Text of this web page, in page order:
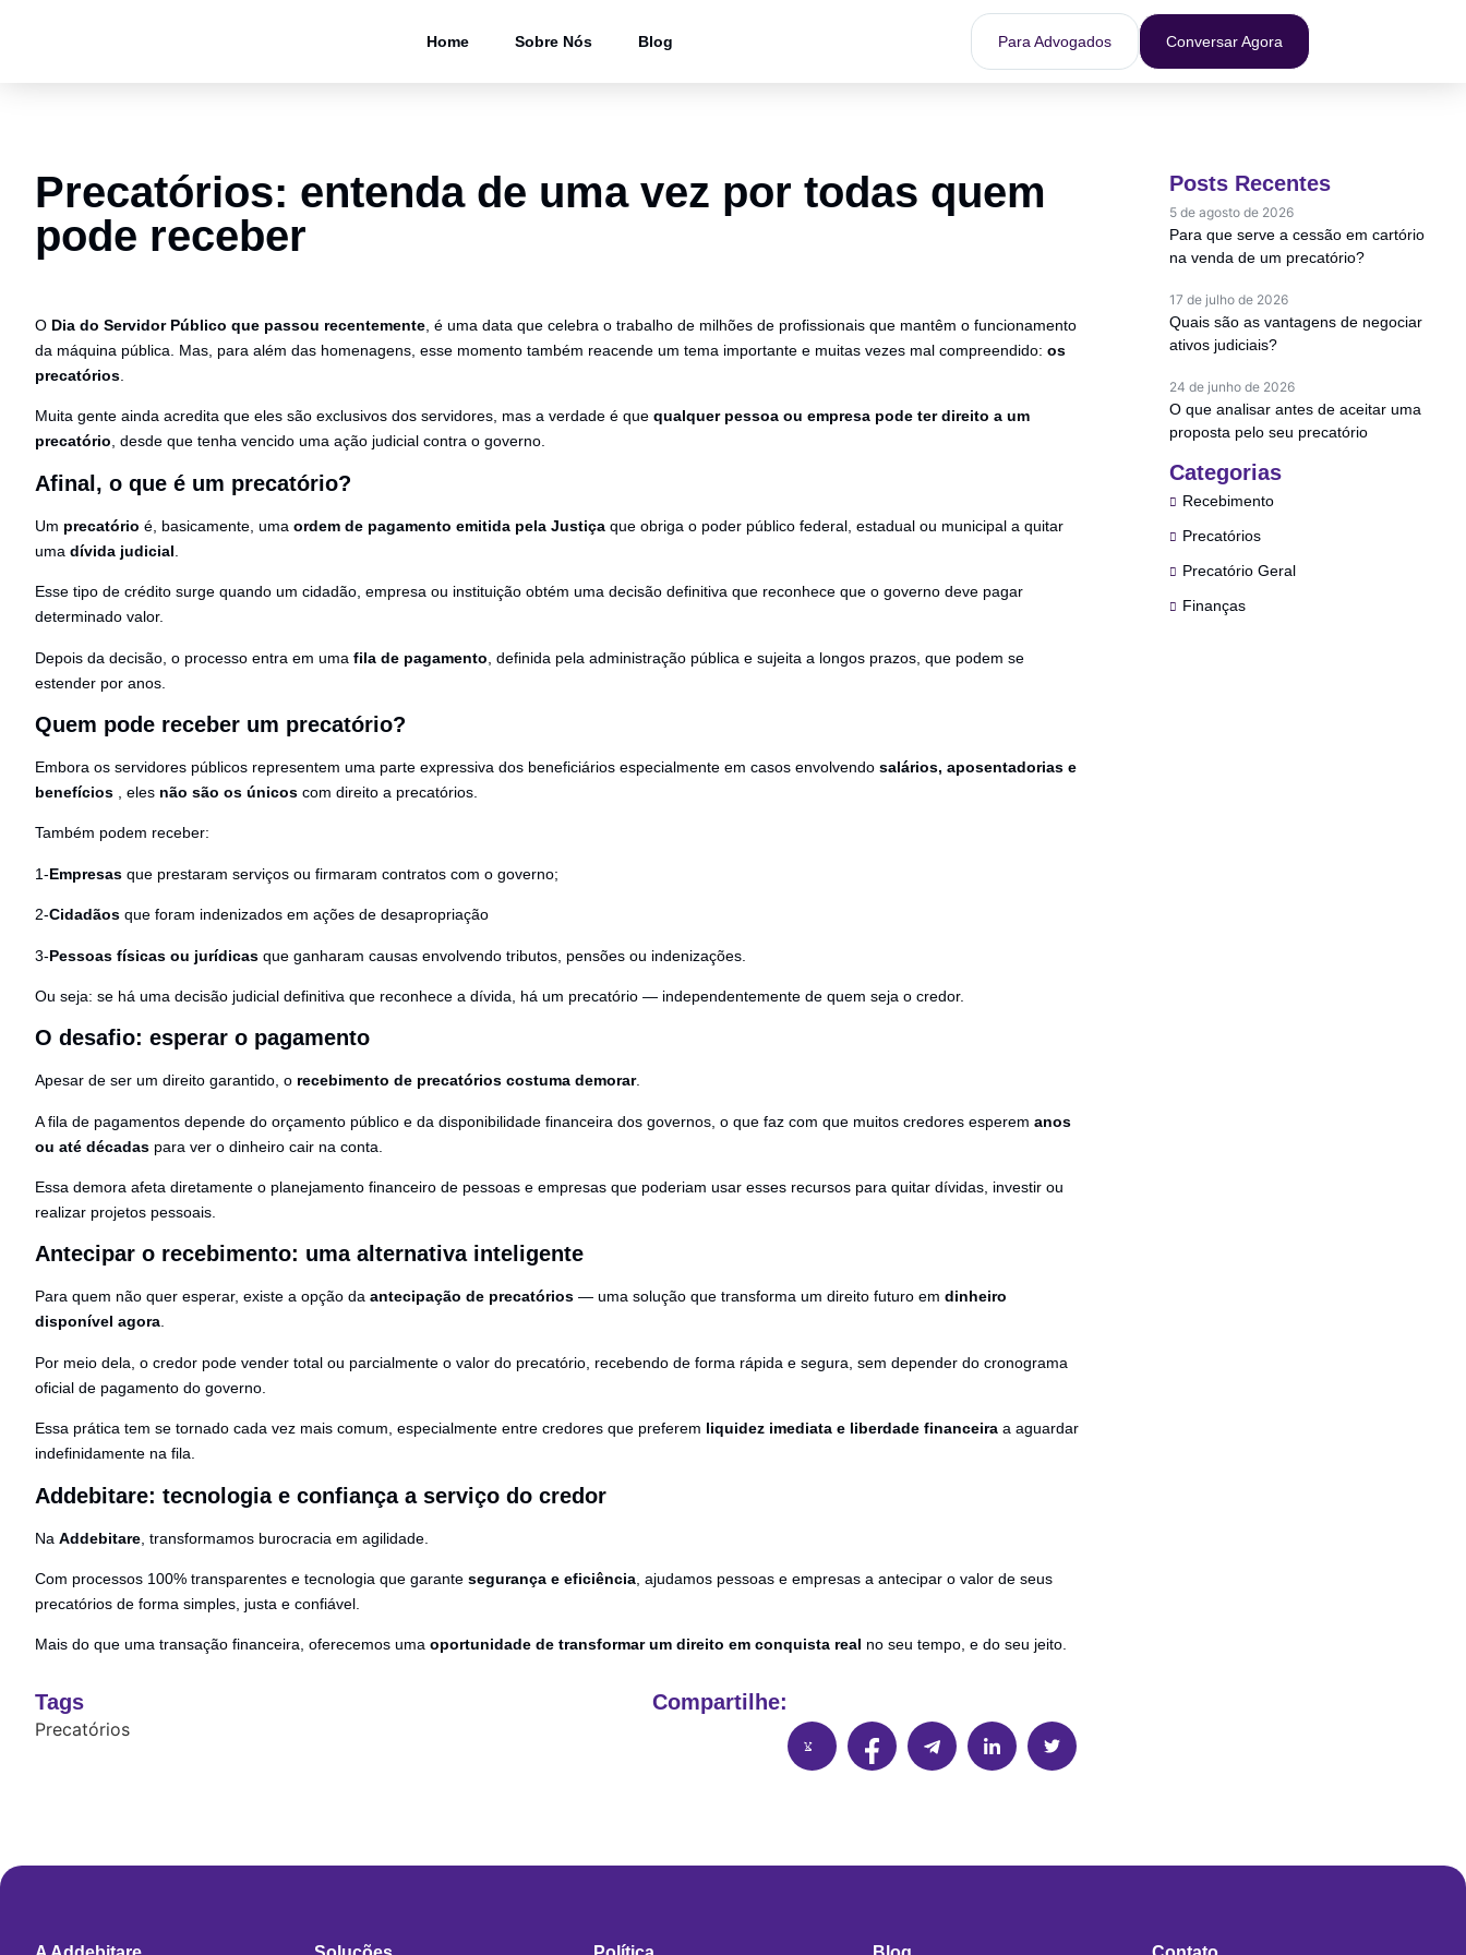
Home Sobre Nós Blog Para Advogados Conversar Agora
Precatórios: entenda de uma vez por todas quem
pode receber
O Dia do Servidor Público que passou recentemente , é uma data que celebra o trabalho de milhões de profissionais que mantêm o funcionamento
da máquina pública. Mas, para além das homenagens, esse momento também reacende um tema importante e muitas vezes mal compreendido: os
precatórios
Muita gente ainda acredita que eles são exclusivos dos servidores, mas a verdade é que qualquer pessoa ou empresa pode ter direito a um
precatório, desde que tenha vencido uma ação judicial contra o governo.
Afinal, o que é um precatório?
Um precatório é, basicamente, uma ordem de pagamento emitida pela Justiça que obriga o poder público federal, estadual ou municipal a quitar
uma dívida judicial
Esse tipo de crédito surge quando um cidadão, empresa ou instituição obtém uma decisão definitiva que reconhece que o governo deve pagar
determinado valor.
Depois da decisão, o processo entra em uma fila de pagamento , definida pela administração pública e sujeita a longos prazos, que podem se
estender por anos.
Quem pode receber um precatório?
Embora os servidores públicos representem uma parte expressiva dos beneficiários especialmente em casos envolvendo salários, aposentadorias e
benefícios , eles não são os únicos com direito a precatórios.
Também podem receber:
1-Empresas que prestaram serviços ou firmaram contratos com o governo;
2-Cidadãos que foram indenizados em ações de desapropriação
3-Pessoas físicas ou jurídicas que ganharam causas envolvendo tributos, pensões ou indenizações.
Ou seja: se há uma decisão judicial definitiva que reconhece a dívida, há um precatório — independentemente de quem seja o credor.
O desafio: esperar o pagamento
Apesar de ser um direito garantido, o recebimento de precatórios costuma demorar.
A fila de pagamentos depende do orçamento público e da disponibilidade financeira dos governos, o que faz com que muitos credores esperem anos
ou até décadas para ver o dinheiro cair na conta.
Essa demora afeta diretamente o planejamento financeiro de pessoas e empresas que poderiam usar esses recursos para quitar dívidas, investir ou
realizar projetos pessoais.
Antecipar o recebimento: uma alternativa inteligente
Para quem não quer esperar, existe a opção da antecipação de precatórios — uma solução que transforma um direito futuro em dinheiro
disponível agora.
Por meio dela, o credor pode vender total ou parcialmente o valor do precatório, recebendo de forma rápida e segura, sem depender do cronograma
oficial de pagamento do governo.
Essa prática tem se tornado cada vez mais comum, especialmente entre credores que preferem liquidez imediata e liberdade financeira a aguardar
indefinidamente na fila.
Addebitare: tecnologia e confiança a serviço do credor
Na Addebitare , transformamos burocracia em agilidade.
Com processos 100% transparentes e tecnologia que garante segurança e eficiência , ajudamos pessoas e empresas a antecipar o valor de seus
precatórios de forma simples, justa e confiável.
Mais do que uma transação financeira, oferecemos uma oportunidade de transformar um direito em conquista real no seu tempo, e do seu jeito.
Tags
Precatórios
Compartilhe:
Posts Recentes
5 de agosto de 2026
Para que serve a cessão em cartório
na venda de um precatório?
17 de julho de 2026
Quais são as vantagens de negociar
ativos judiciais?
24 de junho de 2026
O que analisar antes de aceitar uma
proposta pelo seu precatório
Categorias
Recebimento
Precatórios
Precatório Geral
Finanças